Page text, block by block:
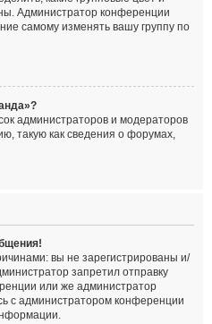
Администратор конференции
самому изменять вашу группу по
администраторов и модераторов
такую как сведения о форумах,
вы не зарегистрированы и/
запретил отправку
или же администратор
с администратором конференции